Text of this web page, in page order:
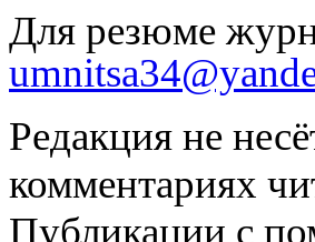
Для резюме
Редакция не
комментариях
Публикации с